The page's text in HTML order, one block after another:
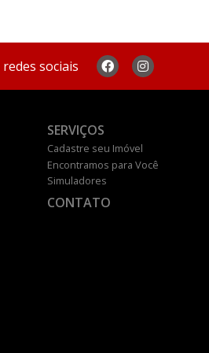
sociais
SERVIÇOS
Cadastre seu Imóvel
Encontramos para Você
Simuladores
CONTATO